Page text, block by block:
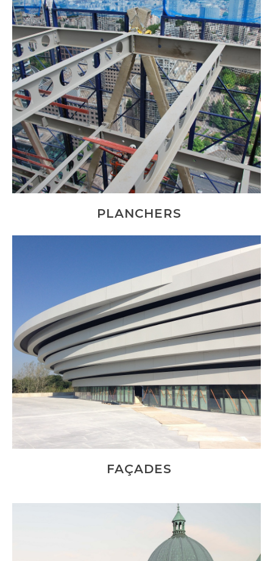
PLANCHERS
FAÇADES